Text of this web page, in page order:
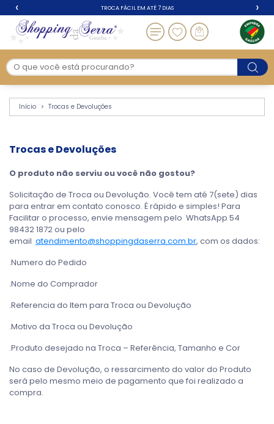
Trocas e Devoluções
TROCA FÁCIL EM ATÉ 7 DIAS
‹ ›
Início Trocas e Devoluções
Trocas e Devoluções
O produto não serviu ou você não gostou?
Solicitação de Troca ou Devolução. Você tem até 7(sete) dias
para entrar em contato conosco. É rápido e simples! Para
Facilitar o processo, envie mensagem pelo WhatsApp 54
98432 1872 ou pelo
email atendimento@shoppingdaserra.com.br, com os dados:
.Numero do Pedido
.Nome do Comprador
.Referencia do Item para Troca ou Devolução
.Motivo da Troca ou Devolução
.Produto desejado na Troca – Referência, Tamanho e Cor
No caso de Devolução, o ressarcimento do valor do Produto
será pelo mesmo meio de pagamento que foi realizado a
compra.